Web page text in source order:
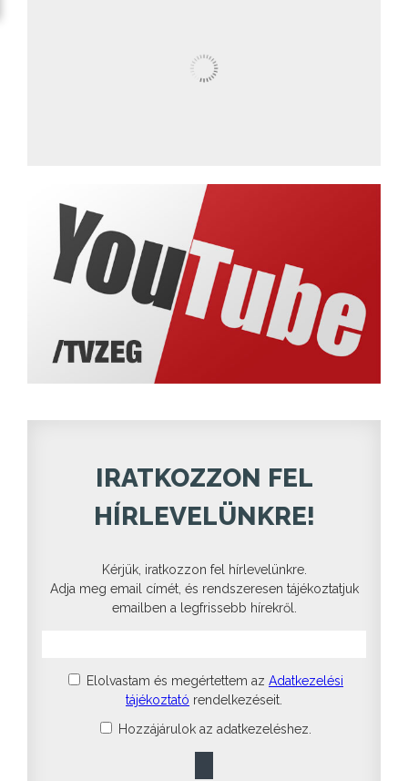
IRATKOZZON FEL
HÍRLEVELÜNKRE!
Kérjük, iratkozzon fel hírlevelünkre.
Adja meg email címét, és rendszeresen tájékoztatjuk
emailben a legfrissebb hírekről.
Elolvastam és megértettem az Adatkezelési
tájékoztató rendelkezéseit.
Hozzájárulok az adatkezeléshez.